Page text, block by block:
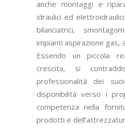
anche montaggi e
idraulici ed
bilanciatrici,
impianti aspirazione gas,
Essendo un piccola
crescita, si
professionalità dei
disponibilità verso i
competenza nella
prodotti e